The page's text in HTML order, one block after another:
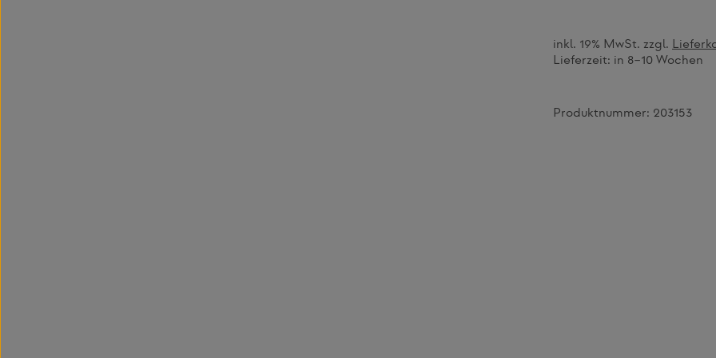
inkl. 19% MwSt. zzgl.
Lieferzeit: in 8–10 Wochen
Produktnummer: 203153